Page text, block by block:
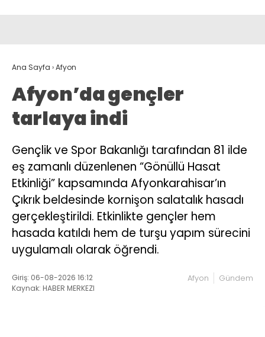
Ana Sayfa ›Afyon
Afyon’da gençler
tarlaya indi
Gençlik ve Spor Bakanlığı tarafından 81 ilde
eş zamanlı düzenlenen “Gönüllü Hasat
Etkinliği” kapsamında Afyonkarahisar’ın
Çıkrık beldesinde kornişon salatalık hasadı
gerçekleştirildi. Etkinlikte gençler hem
hasada katıldı hem de turşu yapım sürecini
uygulamalı olarak öğrendi.
Giriş: 06-08-2026 16:12
Kaynak: HABER MERKEZI
Afyon Gündem